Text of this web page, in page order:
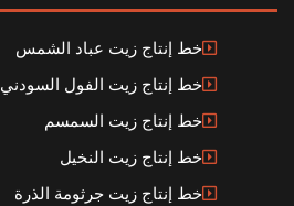
خط إنتاج زيت عباد الشمس
خط إنتاج زيت الفول السودني
خط إنتاج زيت السمسم
خط إنتاج زيت النخيل
خط إنتاج زيت جرثومة الذرة